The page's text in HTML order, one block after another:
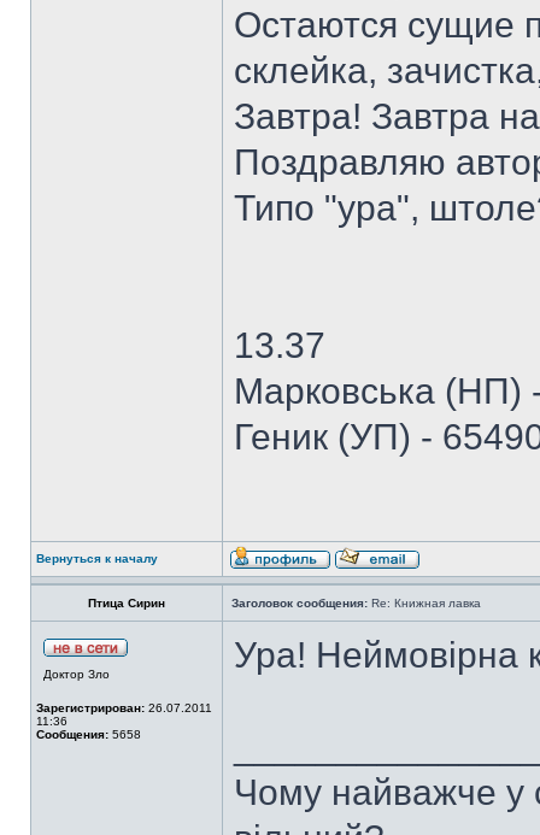
Остаются сущие
склейка,
Завтра! Завтра
Поздравляю
Типо "ура",
13.37
Марковська (НП)
Геник (УП) -
Вернуться к началу
Птица Сирин Заголовок сообщения: Re: Книжная лавка
Доктор Зло
Зарегистрирован: 26.07.2011
11:36
Сообщения: 5658
Ура! Неймовірна
Чому найважче у